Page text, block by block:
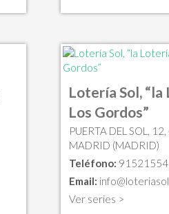
Lotería Sol,
Los Gordos”
PUERTA DEL SOL,
MADRID (MADRID)
Teléfono:
Email:
Ver series >